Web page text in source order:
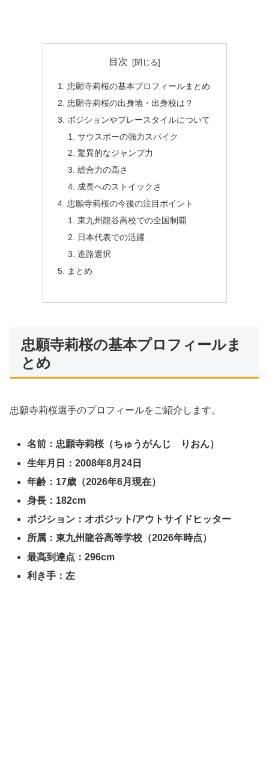
目次
忠願寺莉桜の基本プロフィールまとめ
忠願寺莉桜の出身地・出身校は？
ポジションやプレースタイルについて
サウスポーの強力スパイク
驚異的なジャンプ力
総合力の高さ
成長へのストイックさ
忠願寺莉桜の今後の注目ポイント
東九州龍谷高校での全国制覇
日本代表での活躍
進路選択
まとめ
忠願寺莉桜の基本プロフィールま
とめ
忠願寺莉桜選手のプロフィールをご紹介します。
名前：忠願寺莉桜（ちゅうがんじ りおん）
生年月日：2008年8月24日
年齢：17歳（2026年6月現在）
身長：182cm
ポジション：オポジット/アウトサイドヒッター
所属：東九州龍谷高等学校（2026年時点）
最高到達点：296cm
利き手：左